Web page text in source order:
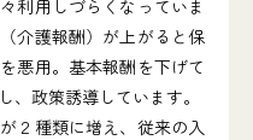
利用しづらくなっていま
介護報酬）が上がると保
悪用。基本報酬を下げて
、政策誘導しています。
２種類に増え、従来の入